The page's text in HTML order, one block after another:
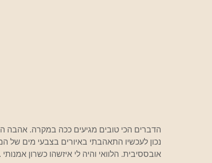
הדברים הכי טובים מגיעים ככה במקרה. אהבה
אובססיבית. הלוואי והיה לי איזשהו כשרון אמנותי